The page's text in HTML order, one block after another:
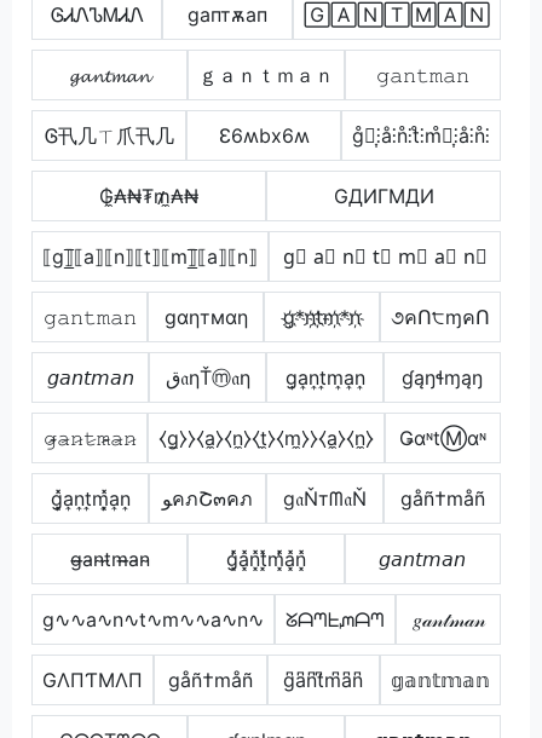
ᎶᏗᏁᏖᎷᏗᏁ gаптѫап 🄶🄰🄽🅃🄼🄰🄽
𝓰𝓪𝓷𝓽𝓶𝓪𝓷 ｇａｎｔｍａｎ 𝚐𝚊𝚗𝚝𝚖𝚊𝚗
Ꮆ卂几ㄒ爪卂几 Ɛ6ʍbx6ʍ g̊⫶͎⫶å⫶n̊⫶t̊⫶m̊⫶͎⫶å⫶n̊⫶
₲̼₳₦₮₥̼₳₦ GДИΓMДИ
⟦g⟧̲̅⟦a⟧⟦n⟧⟦t⟧⟦m⟧̲̅⟦a⟧⟦n⟧ g⃣ a⃣ n⃣ t⃣ m⃣ a⃣ n⃣
𝚐𝚊𝚗𝚝𝚖𝚊𝚗 gαηтмαη g҉*n҉t҉m҉*n҉ ૭คՈ੮ɱคՈ
𝘨𝘢𝘯𝘵𝘮𝘢𝘯 ق𝔞ηŤⓜ𝔞η g͎a͎n͎t͎m͎a͎n͎ ɠąŋɬɱąŋ
𝚐̷̴𝚊̷𝚗̷𝚝̷𝚖̷̴𝚊̷𝚗̷ ⧼g̼⧽⧽⧼a̼⧽⧼n̼⧽⧼t̼⧽⧼m̼⧽⧽⧼a̼⧽⧼n̼⧽ ǤαᶰtⓂαᶰ
g͎͓̽a͎n͎t͎m͎͓̽a͎n͎ ﻮคภՇ๓คภ g𝔞Ňтᗰ𝔞Ň gåñ†måñ
g̴̶a̴n̴t̴m̴̶a̴n̴ g͓̽̾a͓̽n͓̽t͓̽m͓̽̾a͓̽n͓̽ 𝘨𝘢𝘯𝘵𝘮𝘢𝘯
g∿∿a∿n∿t∿m∿∿a∿n∿ ᘜᗩᘉᖶᘻᗩᘉ 𝑔𝒶𝓃𝓉𝓂𝒶𝓃
GΛПƬMΛП gåñ†måñ g͆a͆n͆t͆m͆a͆n͆ 𝕘𝕒𝕟𝕥𝕞𝕒𝕟